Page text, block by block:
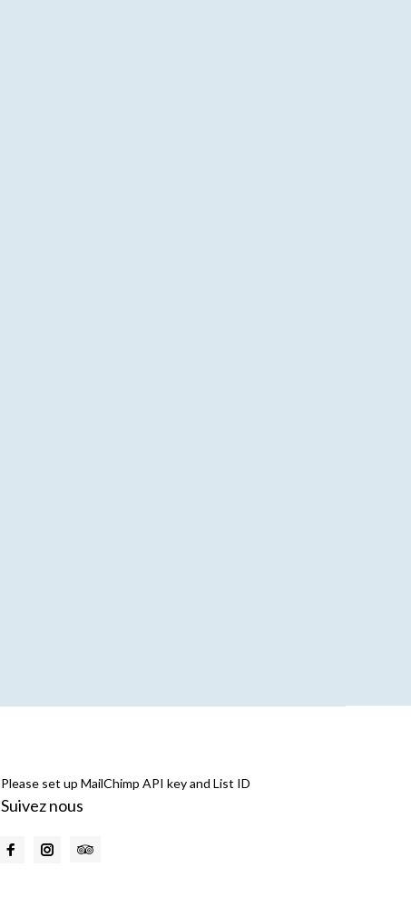
Please set up MailChimp API key and List ID
Suivez nous